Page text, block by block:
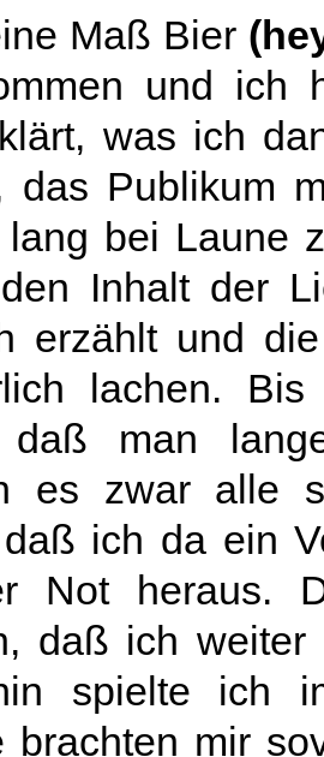
Maß Bier
und ich
was ich
das Publikum
lang bei Laune
Inhalt der
erzählt und
lachen.
daß man
es zwar alle
ich da ein
Not heraus.
daß ich weiter
spielte ich
brachten mir